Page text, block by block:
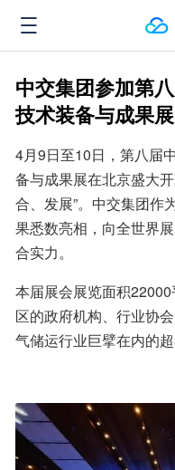
中交集团参加第
技术装备与成果展
4月9日至10日，第八届
备与成果展在北京盛大
合、发展”。中交集团作
果悉数亮相，向全世界
合实力。
本届展会展览面积
区的政府机构、行业协
气储运行业巨擘在内的